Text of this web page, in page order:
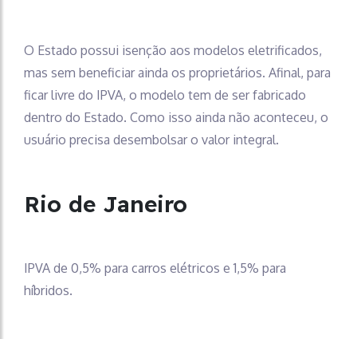
O Estado possui isenção aos modelos eletrificados,
mas sem beneficiar ainda os proprietários. Afinal, para
ficar livre do IPVA, o modelo tem de ser fabricado
dentro do Estado. Como isso ainda não aconteceu, o
usuário precisa desembolsar o valor integral.
Rio de Janeiro
IPVA de 0,5% para carros elétricos e 1,5% para
híbridos.